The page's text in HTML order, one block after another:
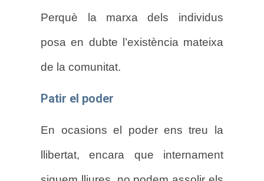
Perquè la marxa dels individus
posa en dubte l’existència mateixa
de la comunitat.
Patir el poder
En ocasions el poder ens treu la
llibertat, encara que internament